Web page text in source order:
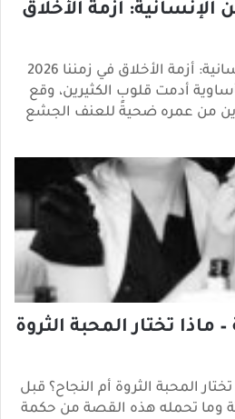
الإنسانية: أزمة الأخلاق
جيل بلا قيم خالي من الإنسانية: أزمة الأخلاق في زمننا 2026
أدمت قلوب الكثيرين، وقع
من عمره ضحيةً للعنف الجشع
ماذا تختار المحبة الثروة
المحبة الثروة أم النجاح؟ قبل
وما تحمله هذه القصة من حكمة